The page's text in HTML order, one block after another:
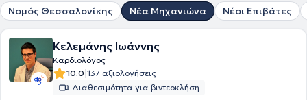
Νομός Θεσσαλονίκης Νέα Μηχανιώνα Νέοι Επιβάτες
Κελεμάνης Ιωάννης
Καρδιολόγος
10.0|137 αξιολογήσεις
Διαθεσιμότητα για βιντεοκλήση